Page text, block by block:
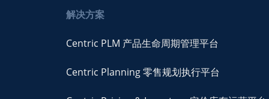
解决方案
Centric PLM 产品生命周期管理平台
Centric Planning 零售规划执行平台